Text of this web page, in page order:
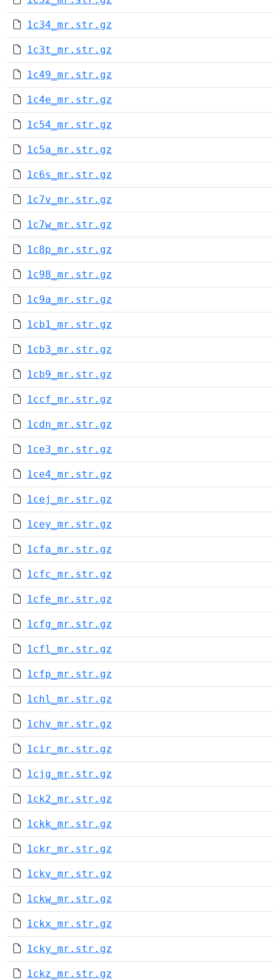
1c34_mr.str.gz
1c3t_mr.str.gz
1c49_mr.str.gz
1c4e_mr.str.gz
1c54_mr.str.gz
1c5a_mr.str.gz
1c6s_mr.str.gz
1c7v_mr.str.gz
1c7w_mr.str.gz
1c8p_mr.str.gz
1c98_mr.str.gz
1c9a_mr.str.gz
1cb1_mr.str.gz
1cb3_mr.str.gz
1cb9_mr.str.gz
1ccf_mr.str.gz
1cdn_mr.str.gz
1ce3_mr.str.gz
1ce4_mr.str.gz
1cej_mr.str.gz
1cey_mr.str.gz
1cfa_mr.str.gz
1cfc_mr.str.gz
1cfe_mr.str.gz
1cfg_mr.str.gz
1cfl_mr.str.gz
1cfp_mr.str.gz
1chl_mr.str.gz
1chv_mr.str.gz
1cir_mr.str.gz
1cjg_mr.str.gz
1ck2_mr.str.gz
1ckk_mr.str.gz
1ckr_mr.str.gz
1ckv_mr.str.gz
1ckw_mr.str.gz
1ckx_mr.str.gz
1cky_mr.str.gz
1ckz_mr.str.gz